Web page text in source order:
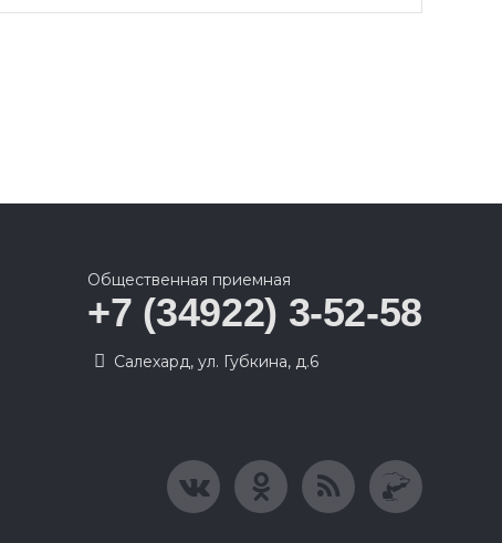
Общественная приемная
+7 (34922) 3-52-58
Салехард, ул. Губкина, д.6